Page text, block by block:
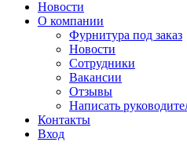
Новости
О компании
Фурнитура под заказ
Новости
Сотрудники
Вакансии
Отзывы
Написать
Контакты
Вход